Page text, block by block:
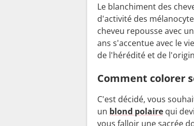
Le blanchiment des
d'activité des
cheveu repousse avec
ans s'accentue avec le
de l'hérédité et de
Comment colorer
C'est décidé, vous
un blond polaire qui
vous falloir une sacrée